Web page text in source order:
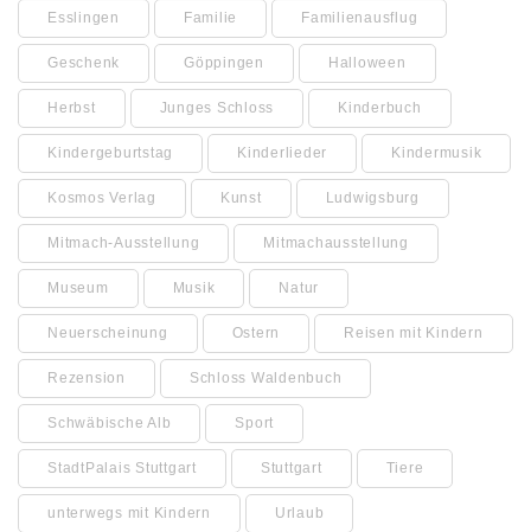
Esslingen Familie Familienausflug
Geschenk Göppingen Halloween
Herbst Junges Schloss Kinderbuch
Kindergeburtstag Kinderlieder Kindermusik
Kosmos Verlag Kunst Ludwigsburg
Mitmach-Ausstellung Mitmachausstellung
Museum Musik Natur
Neuerscheinung Ostern Reisen mit Kindern
Rezension Schloss Waldenbuch
Schwäbische Alb Sport
StadtPalais Stuttgart Stuttgart Tiere
unterwegs mit Kindern Urlaub